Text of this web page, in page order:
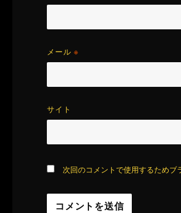
メール※
サイト
次回のコメントで使用するためブ